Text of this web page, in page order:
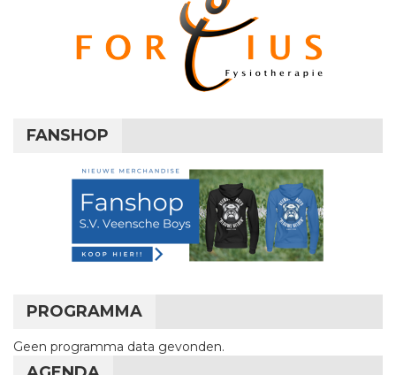
FANSHOP
PROGRAMMA
Geen programma data gevonden.